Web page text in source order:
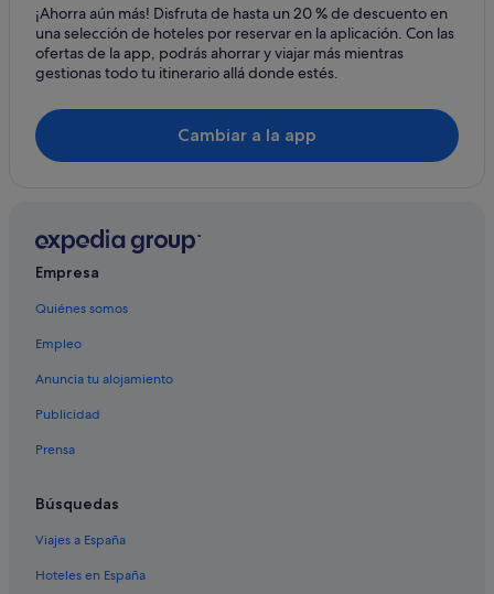
¡Ahorra aún más! Disfruta de hasta un 20 % de descuento en
una selección de hoteles por reservar en la aplicación. Con las
ofertas de la app, podrás ahorrar y viajar más mientras
gestionas todo tu itinerario allá donde estés.
Cambiar a la app
Empresa
Quiénes somos
Empleo
Anuncia tu alojamiento
Publicidad
Prensa
Búsquedas
Viajes a España
Hoteles en España